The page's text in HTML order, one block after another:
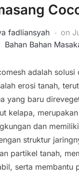
fadliansyah on
Bahan Bahan
adalah solusi
erosi tanah,
yang baru
kelapa,
dan
struktur
partikel tanah,
serta membantu